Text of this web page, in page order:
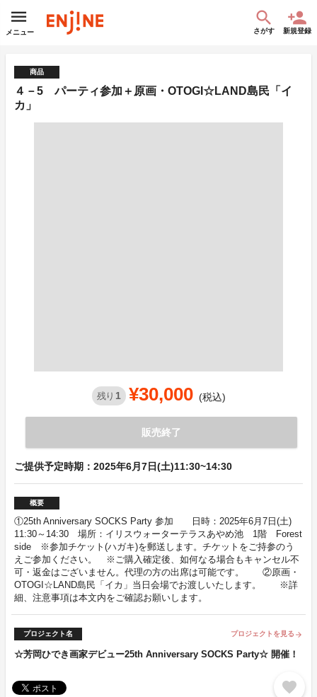
メニュー さがす 新規登録
商品
４－5 パーティ参加＋原画・OTOGI☆LAND島民「イ
カ」
残り 1 ¥30,000 (税込)
販売終了
ご提供予定時期：2025年6月7日(土)11:30~14:30
概要
①25th Anniversary SOCKS Party 参加 日時：2025年6月7日(土)
11:30～14:30 場所：イリスウォーターテラスあやめ池 1階 Forest
side ※参加チケット(ハガキ)を郵送します。チケットをご持参のう
えご参加ください。 ※ご購入確定後、如何なる場合もキャンセル不
可・返金はございません。代理の方の出席は可能です。 ②原画・
OTOGI☆LAND島民「イカ」当日会場でお渡しいたします。 ※詳
細、注意事項は本文内をご確認お願いします。
プロジェクト名 プロジェクトを見る arrow_forward
☆芳岡ひでき画家デビュー25th Anniversary SOCKS Party☆ 開催！
favorite